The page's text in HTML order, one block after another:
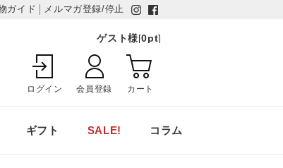
ガイド メルマガ登録/停止
ゲスト様[0pt]
ログイン 会員登録 カート
ギフト SALE! コラム